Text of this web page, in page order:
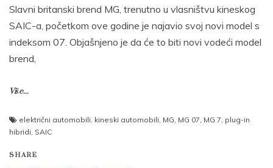
Slavni britanski brend MG, trenutno u vlasništvu kineskog
SAIC-a, početkom ove godine je najavio svoj novi model s
indeksom 07. Objašnjeno je da će to biti novi vodeći model
brend,
Više...
električni automobili, kineski automobili, MG, MG 07, MG 7, plug-in
hibridi, SAIC
SHARE